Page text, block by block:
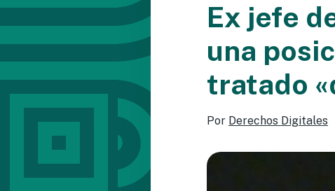
Ex jefe
una
tratado
Por Derechos Digitales